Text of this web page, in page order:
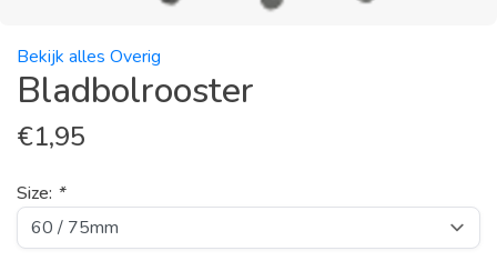
Bekijk alles Overig
Bladbolrooster
€1,95
Size: *